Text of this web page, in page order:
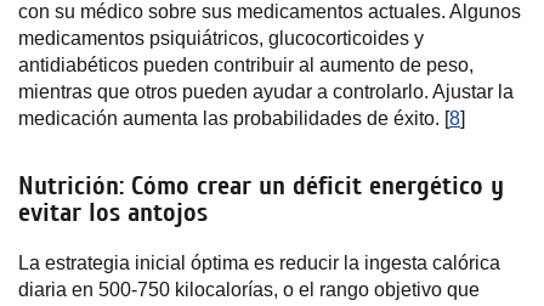
con su médico sobre sus medicamentos actuales. Algunos
medicamentos psiquiátricos, glucocorticoides y
antidiabéticos pueden contribuir al aumento de peso,
mientras que otros pueden ayudar a controlarlo. Ajustar la
medicación aumenta las probabilidades de éxito. [8]
Nutrición: Cómo crear un déficit energético y
evitar los antojos
La estrategia inicial óptima es reducir la ingesta calórica
diaria en 500-750 kilocalorías, o el rango objetivo que